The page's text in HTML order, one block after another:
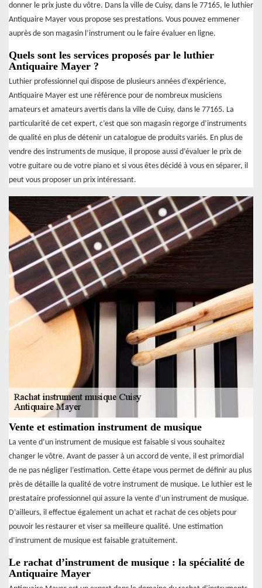
donner le prix juste du vôtre. Dans la ville de Cuisy, dans le 77165, le luthier
Antiquaire Mayer vous propose ses prestations. Vous pouvez emmener
auprès de son magasin l’instrument ou le faire évaluer en ligne.
Quels sont les services proposés par le luthier
Antiquaire Mayer ?
Luthier professionnel qui dispose de plusieurs années d’expérience,
Antiquaire Mayer est une référence pour de nombreux musiciens
amateurs et amateurs avertis dans la ville de Cuisy, dans le 77165. La
particularité de cet expert, c’est que son magasin regorge d’instruments
de qualité en plus de détenir un catalogue de produits variés. En plus de
vendre des instruments de musique, il propose aussi d’évaluer le prix de
votre guitare ou de votre piano et si vous êtes décidé à vous en séparer, il
peut vous proposer un prix intéressant.
Vente et estimation instrument de musique
La vente d’un instrument de musique est faisable si vous souhaitez
changer le vôtre. Avant de passer à un accord de vente, il est primordial
de ne pas négliger l’estimation. Cette étape vous permet de définir au plus
près de détaille la qualité de votre instrument de musique. Le luthier est le
prestataire professionnel qui assure la vente d’un instrument de musique.
D’ailleurs, il effectue également un achat et rachat de ces objets pour
pouvoir les restaurer et viser sa meilleure qualité. Une estimation
d’instrument de musique est faisable gratuitement.
Le rachat d’instrument de musique : la spécialité de
Antiquaire Mayer